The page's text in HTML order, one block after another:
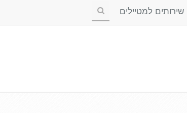
שירותים למטיילים